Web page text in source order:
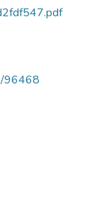
96468